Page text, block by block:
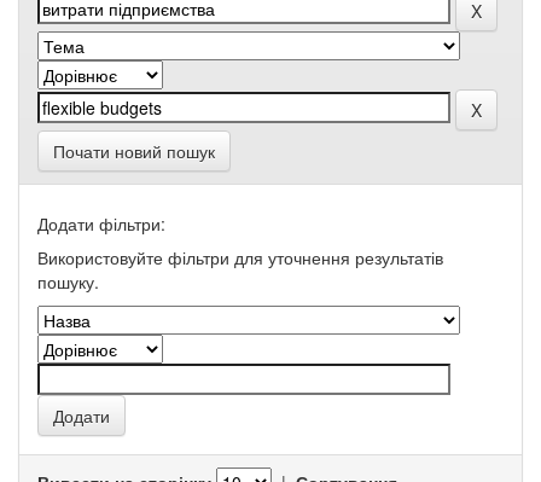
Почати новий пошук
Додати фільтри:
Використовуйте фільтри для уточнення результатів
пошуку.